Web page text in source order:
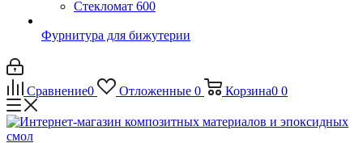
Стекломат 600
Фурнитура для бижутерии
Сравнение0 Отложенные 0 Корзина0 0